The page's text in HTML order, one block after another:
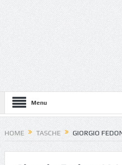
Menu
HOME TASCHE GIORGIO